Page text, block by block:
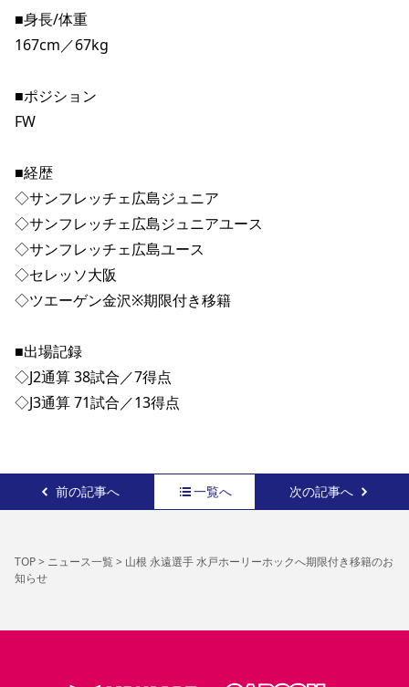
■身長/体重
167cm／67kg
■ポジション
FW
■経歴
◇サンフレッチェ広島ジュニア
◇サンフレッチェ広島ジュニアユース
◇サンフレッチェ広島ユース
◇セレッソ大阪
◇ツエーゲン金沢※期限付き移籍
■出場記録
◇J2通算 38試合／7得点
◇J3通算 71試合／13得点
前の記事へ 一覧へ 次の記事へ
TOP> ニュース一覧> 山根 永遠選手 水戸ホーリーホックへ期限付き移籍のお
知らせ